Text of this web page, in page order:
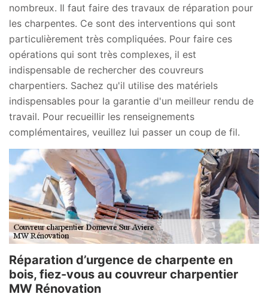
nombreux. Il faut faire des travaux de réparation pour
les charpentes. Ce sont des interventions qui sont
particulièrement très compliquées. Pour faire ces
opérations qui sont très complexes, il est
indispensable de rechercher des couvreurs
charpentiers. Sachez qu'il utilise des matériels
indispensables pour la garantie d'un meilleur rendu de
travail. Pour recueillir les renseignements
complémentaires, veuillez lui passer un coup de fil.
Réparation d’urgence de charpente en
bois, fiez-vous au couvreur charpentier
MW Rénovation